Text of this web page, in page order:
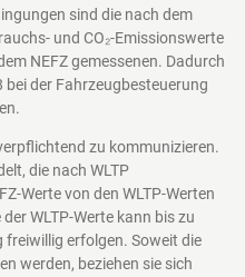
sind die nach dem
und CO₂-Emissionswerte
NEFZ gemessenen. Dadurch
bei der Fahrzeugbesteuerung
zu kommunizieren.
die nach WLTP
Werte von den WLTP-Werten
WLTP-Werte kann bis zu
erfolgen. Soweit die
werden, beziehen sie sich